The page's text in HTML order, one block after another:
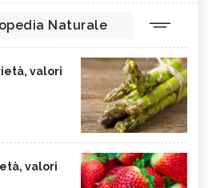
Naturale
valori
valori